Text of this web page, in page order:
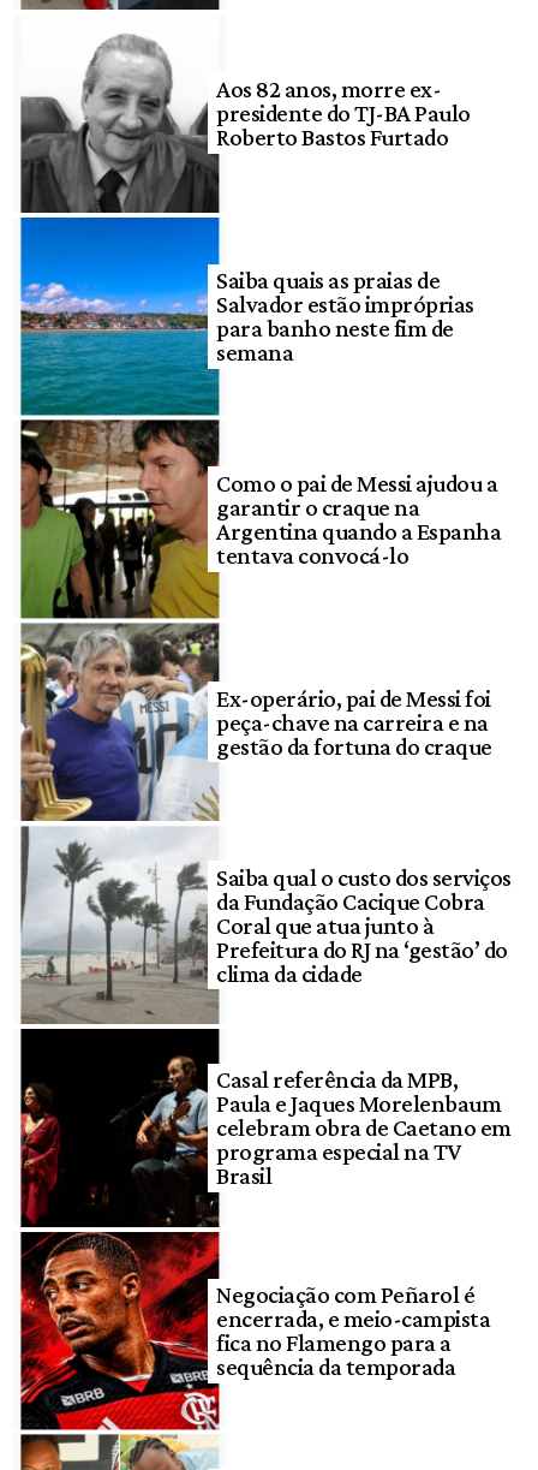
Aos 82 anos, morre ex-
presidente do TJ-BA Paulo
Roberto Bastos Furtado
Saiba quais as praias de
Salvador estão impróprias
para banho neste fim de
semana
Como o pai de Messi ajudou a
garantir o craque na
Argentina quando a Espanha
tentava convocá-lo
Ex-operário, pai de Messi foi
peça-chave na carreira e na
gestão da fortuna do craque
Saiba qual o custo dos serviços
da Fundação Cacique Cobra
Coral que atua junto à
Prefeitura do RJ na ‘gestão’ do
clima da cidade
Casal referência da MPB,
Paula e Jaques Morelenbaum
celebram obra de Caetano em
programa especial na TV
Brasil
Negociação com Peñarol é
encerrada, e meio-campista
fica no Flamengo para a
sequência da temporada